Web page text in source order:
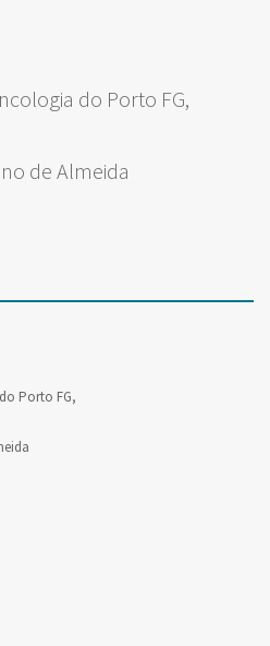
do Porto FG,
de Almeida
Porto FG,